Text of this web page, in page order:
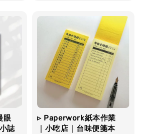
眼
誌
▹ Paperwork紙本作業
｜小吃店｜台味便箋本